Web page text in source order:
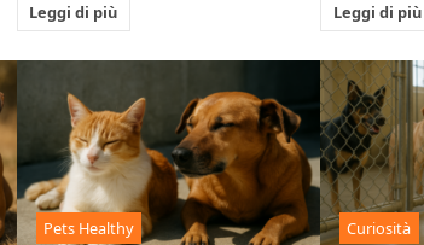
Leggi di più Leggi di più
Pets Healthy Curiosità